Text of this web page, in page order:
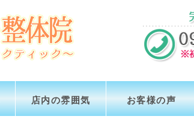
店内の雰囲気 お客様の声